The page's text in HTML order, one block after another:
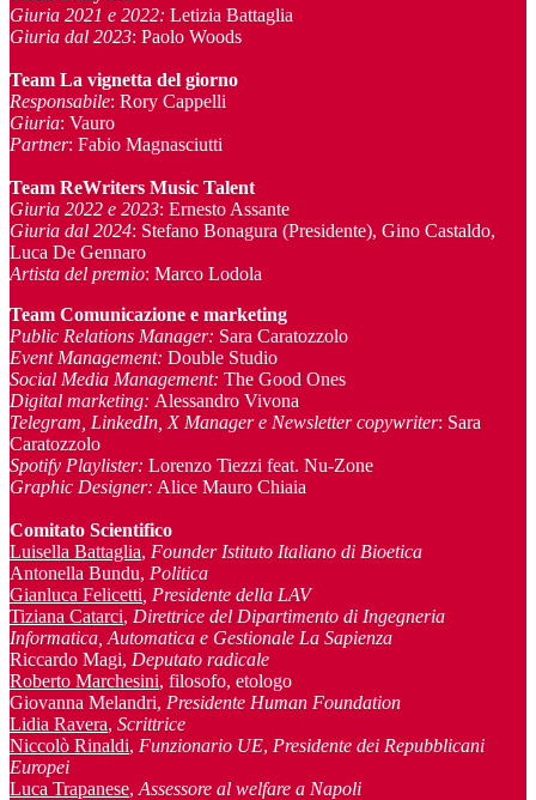
Giuria 2021 e 2022: Letizia Battaglia
Giuria dal 2023: Paolo Woods
Team La vignetta del giorno
Responsabile: Rory Cappelli
Giuria: Vauro
Partner: Fabio Magnasciutti
Team ReWriters Music Talent
Giuria 2022 e 2023: Ernesto Assante
Giuria dal 2024: Stefano Bonagura (Presidente), Gino Castaldo,
Luca De Gennaro
Artista del premio: Marco Lodola
Team Comunicazione e marketing
Public Relations Manager: Sara Caratozzolo
Event Management: Double Studio
Social Media Management: The Good Ones
Digital marketing: Alessandro Vivona
Telegram, LinkedIn, X Manager e Newsletter copywriter: Sara
Caratozzolo
Spotify Playlister: Lorenzo Tiezzi feat. Nu-Zone
Graphic Designer: Alice Mauro Chiaia
Comitato Scientifico
Luisella Battaglia, Founder Istituto Italiano di Bioetica
Antonella Bundu, Politica
Gianluca Felicetti , Presidente della LAV
Tiziana Catarci, Direttrice del Dipartimento di Ingegneria
Informatica, Automatica e Gestionale La Sapienza
Riccardo Magi, Deputato radicale
Roberto Marchesini, filosofo, etologo
Giovanna Melandri, Presidente Human Foundation
Lidia Ravera, Scrittrice
Niccolò Rinaldi, Funzionario UE, Presidente dei Repubblicani
Europei
Luca Trapanese, Assessore al welfare a Napoli